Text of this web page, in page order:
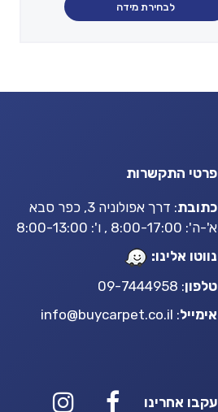
⁦₪5,499.00⁩
לבחירת מידה
פרטי התקשרות
כתובת: דרך אפולוניה 3, כפר סבא
א'-ה': 8:00-17:00 , ו': 8:00-13:00
נווטו אלינו:
טלפון: 09-7444958
אימייל:
info@buycarpet.co.il
עקבו אחרינו